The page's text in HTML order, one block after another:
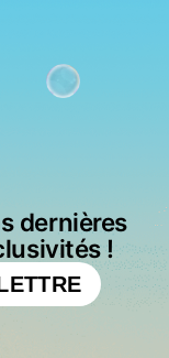
dernières
!